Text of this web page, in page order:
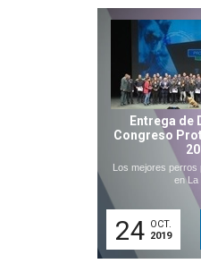
Entrega de
Congreso
Los mejores perros
en La
24 OCT.
2019